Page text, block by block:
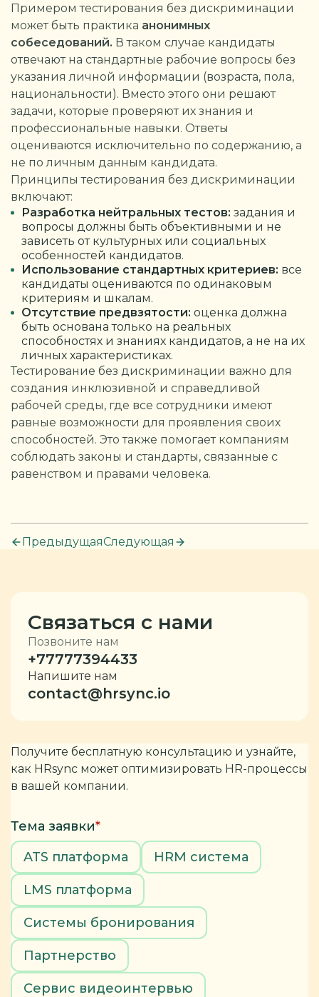
Примером тестирования без дискриминации
может быть практика анонимных
собеседований. В таком случае кандидаты
отвечают на стандартные рабочие вопросы без
указания личной информации (возраста, пола,
национальности). Вместо этого они решают
задачи, которые проверяют их знания и
профессиональные навыки. Ответы
оцениваются исключительно по содержанию, а
не по личным данным кандидата.
Принципы тестирования без дискриминации
включают:
Разработка нейтральных тестов: задания и
вопросы должны быть объективными и не
зависеть от культурных или социальных
особенностей кандидатов.
Использование стандартных критериев: все
кандидаты оцениваются по одинаковым
критериям и шкалам.
Отсутствие предвзятости: оценка должна
быть основана только на реальных
способностях и знаниях кандидатов, а не на их
личных характеристиках.
Тестирование без дискриминации важно для
создания инклюзивной и справедливой
рабочей среды, где все сотрудники имеют
равные возможности для проявления своих
способностей. Это также помогает компаниям
соблюдать законы и стандарты, связанные с
равенством и правами человека.
ПредыдущаяСледующая
Связаться с нами
Позвоните нам
+77777394433
Напишите нам
contact@hrsync.io
Получите бесплатную консультацию и узнайте,
как HRsync может оптимизировать HR-процессы
в вашей компании.
Тема заявки*
ATS платформа
HRM система
LMS платформа
Системы бронирования
Партнерство
Сервис видеоинтервью